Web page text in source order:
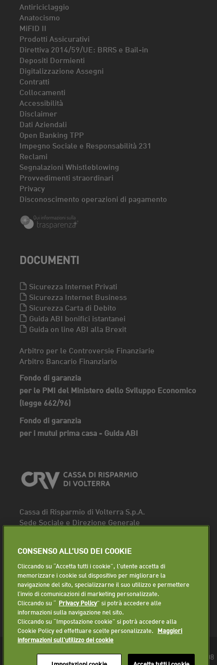
Antiriciclaggio
Anatocismo
MiFID II
Prodotti Assicurativi
Direttiva 2014/59/UE: BRRS e Bail-in
Depositi Dormienti
Digitalizzazione Assegni
Contratti
Collocamenti
Accessibilità
Disclaimer
Dati Aziendali
Open Banking TPP
Impegno Sociale e Responsabilità 231
Reclami
Segnalazioni Whistleblowing
Provvedimenti straordinari
Privacy
Disconoscimento operazioni di pagamento
DOCUMENTI
Sicurezza Internet Privati
Sicurezza Internet Business
Sicurezza Carta di Debito
Guida ABI bonifici istantanei
Guida on line ABI alla Brexit
Arbitro per le Controversie Finanziarie
Arbitro Bancario Finanziario
Fondo di garanzia
per le PMI del Ministero dello Sviluppo Economico
(legge 662/96)
Fondo di garanzia
per i mutui prima casa - Guida ABI
Cassa di Risparmio di Volterra S.p.A.
Sede Sociale e Direzione Generale
Fax. 0588 86940
Segui la pagina
Lavora con noi
© 2018 Cassa di Risparmio di Volterra S.p.A. - P.IVA 01225610508
CONSENSO ALL’USO DEI COOKIE
Cliccando su “Accetta tutti i cookie”, l'utente accetta di
memorizzare i cookie sul dispositivo per migliorare la
navigazione del sito, specializzarne il suo utilizzo e permettere
l’invio di comunicazioni di marketing personalizzate.
Cliccando su “ Privacy Policy” si potrà accedere alle
informazioni sulla navigazione nel sito.
Cliccando su “Impostazione cookie” si potrà accedere alla
Cookie Policy ed effettuare scelte personalizzate. Maggiori
informazioni sull'utilizzo dei cookie